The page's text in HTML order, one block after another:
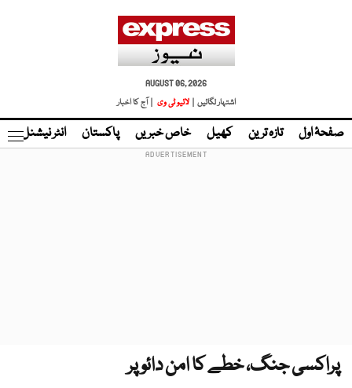
AUGUST 06, 2026
اشتہار لگائیں |
لائیو ٹی وی | آج کا اخبار
صفحۂ اول تازہ ترین کھیل خاص خبریں پاکستان انٹر نیشنل
پراکسی جنگ، خطے کا امن دائو پر